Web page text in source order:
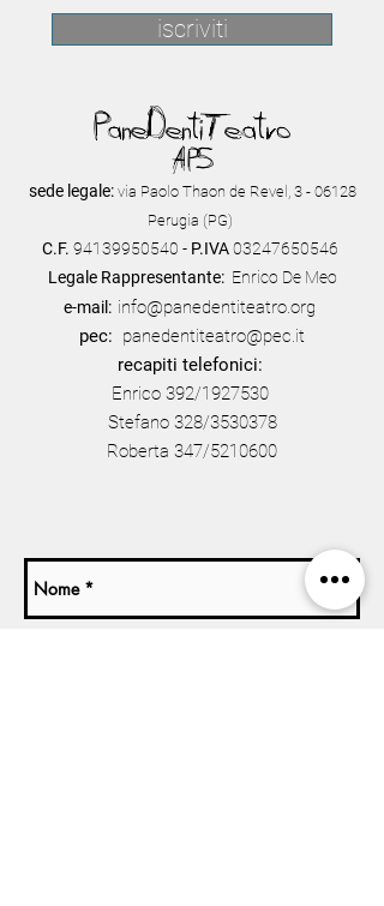
iscriviti
PaneDentiTeatro
APS
sede legale: via Paolo Thaon de Revel, 3 - 06128
Perugia (PG)
C.F. 94139950540 - P.IVA03247650546
Legale Rappresentante:Enrico De Meo
e-mail: info@panedentiteatro.org
pec: panedentiteatro@pec.it
recapiti telefonici:
Enrico 392/1927530
Stefano 328/3530378
Roberta 347/5210600